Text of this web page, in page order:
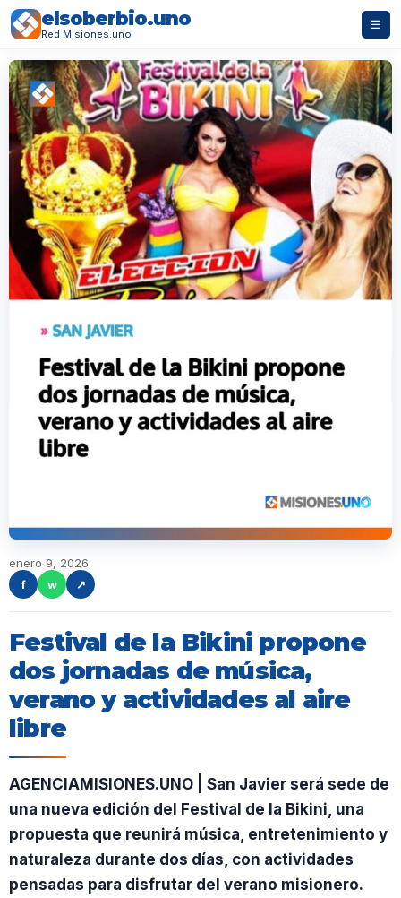
elsoberbio.uno
Red Misiones.uno
☰
enero 9, 2026
f
w ↗
Festival de la Bikini propone
dos jornadas de música,
verano y actividades al aire
libre
AGENCIAMISIONES.UNO | San Javier será sede de
una nueva edición del Festival de la Bikini, una
propuesta que reunirá música, entretenimiento y
naturaleza durante dos días, con actividades
pensadas para disfrutar del verano misionero.